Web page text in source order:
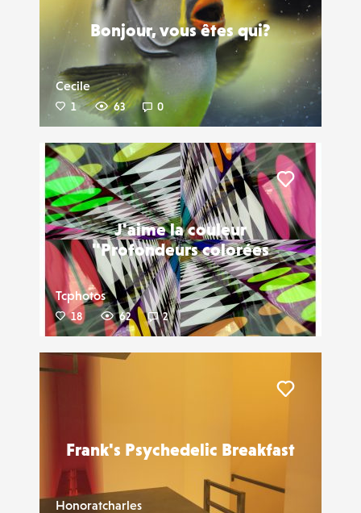
Bonjour, vous êtes qui?
Cecile
1 63 0
J'aime la couleur
"Profondeurs colorées
Tcphotos
18 62 2
Liker
Frank's Psychedelic Breakfast
Honoratcharles